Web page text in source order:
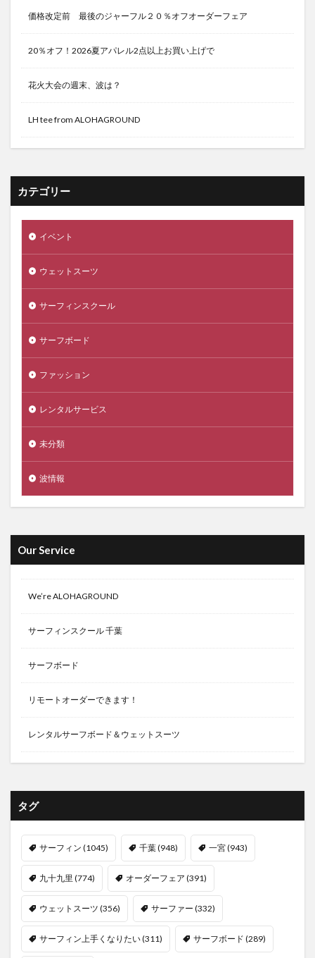
価格改定前 最後のジャーフル２０％オフオーダーフェア
20％オフ！2026夏アパレル2点以上お買い上げで
花火大会の週末、波は？
LH tee from ALOHAGROUND
カテゴリー
イベント
ウェットスーツ
サーフィンスクール
サーフボード
ファッション
レンタルサービス
未分類
波情報
Our Service
We’re ALOHAGROUND
サーフィンスクール 千葉
サーフボード
リモートオーダーできます！
レンタルサーフボード＆ウェットスーツ
タグ
サーフィン (1045) 千葉(948) 一宮(943)
九十九里 (774) オーダーフェア (391)
ウェットスーツ (356) サーファー (332)
サーフィン上手くなりたい(311) サーフボード (289)